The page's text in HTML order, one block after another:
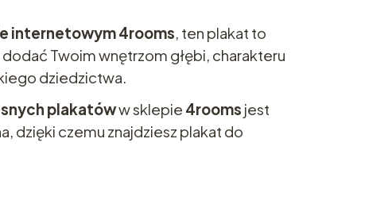
internetowym 4rooms, ten plakat to
Twoim wnętrzom głębi, charakteru
dziedzictwa.
plakatóww sklepie 4rooms jest
dzięki czemu znajdziesz plakat do